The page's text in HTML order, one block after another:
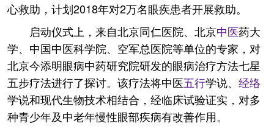
心救助，计划2018年对2万名眼疾患者开展救助。
启动仪式上，来自北京同仁医院、北京中医药大
学、中国中医科学院、空军总医院等单位的专家，对
北京今添明眼病中药研究院研发的眼病治疗方法七星
五步疗法进行了探讨。该疗法将中医五行学说、 经络
学说和现代生物技术相结合，经临床试验证实，对多
种青少年及中老年慢性眼部疾病有改善作用。